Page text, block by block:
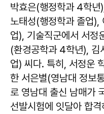
박효은(행정학과 4학년
노태성(행정학과 졸업),
업), 기술직군에서 서정
(환경공학과 4학년), 김
업) 씨다. 특히, 서정운
한 서은별(영남대 정보
로 영남대 출신 남매가
선발시험에 잇달아 합